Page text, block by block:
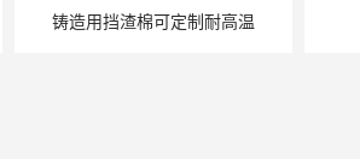
温 西安铸造过滤网